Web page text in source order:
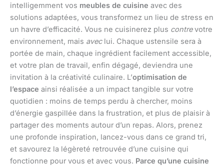
intelligemment vos meubles de cuisine avec des
solutions adaptées, vous transformez un lieu de stress en
un havre d’efficacité. Vous ne cuisinerez plus contrevotre
environnement, mais aveclui. Chaque ustensile sera à
portée de main, chaque ingrédient facilement accessible,
et votre plan de travail, enfin dégagé, deviendra une
invitation à la créativité culinaire. L’optimisation de
l’espace ainsi réalisée a un impact tangible sur votre
quotidien : moins de temps perdu à chercher, moins
d’énergie gaspillée dans la frustration, et plus de plaisir à
partager des moments autour d’un repas. Alors, prenez
une profonde inspiration, lancez-vous dans ce grand tri,
et savourez la légèreté retrouvée d’une cuisine qui
fonctionne pour vous et avec vous. Parce qu’une cuisine